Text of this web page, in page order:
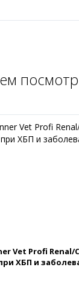
Vet Profi Renal/
ХБП и